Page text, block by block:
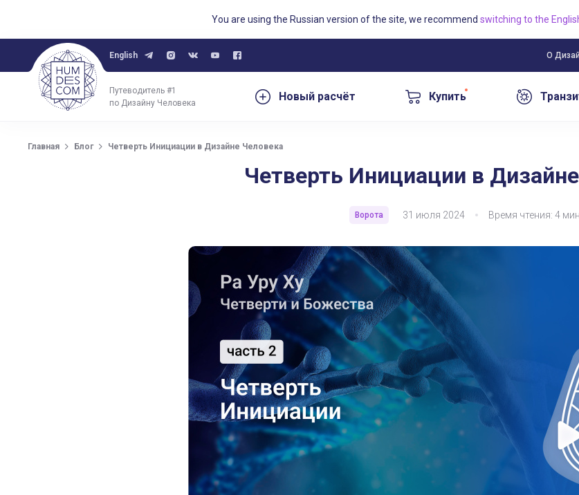
You are using the Russian version of the site, we recommend switching to the
English О
Путеводитель #1
по Дизайну Человека
Новый расчёт Купить
Главная Блог Четверть Инициации в Дизайне Человека
Четверть Инициации в
Ворота 31 июля 2024 Время чтения: 4 мин